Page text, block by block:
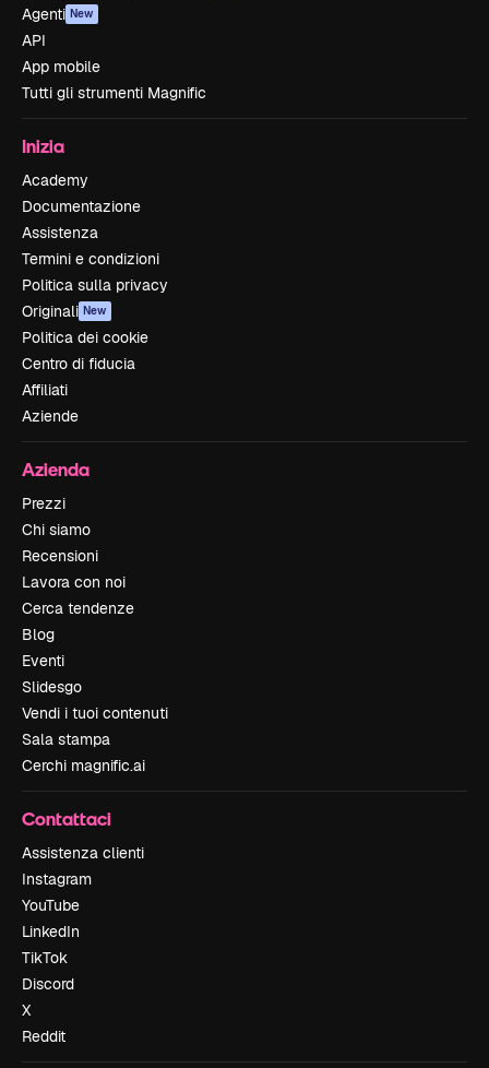
Agenti New
API
App mobile
Tutti gli strumenti Magnific
Inizia
Academy
Documentazione
Assistenza
Termini e condizioni
Politica sulla privacy
Originali New
Politica dei cookie
Centro di fiducia
Affiliati
Aziende
Azienda
Prezzi
Chi siamo
Recensioni
Lavora con noi
Cerca tendenze
Blog
Eventi
Slidesgo
Vendi i tuoi contenuti
Sala stampa
Cerchi magnific.ai
Contattaci
Assistenza clienti
Instagram
YouTube
LinkedIn
TikTok
Discord
X
Reddit